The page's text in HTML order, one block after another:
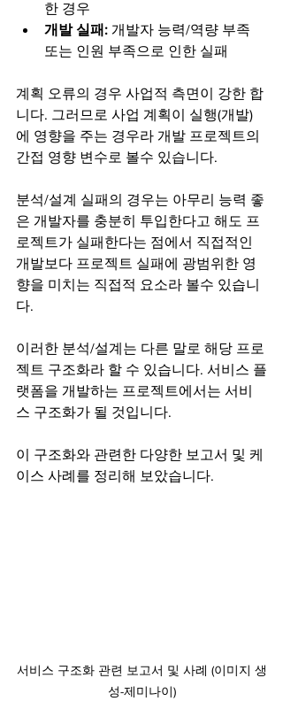
한 경우
개발 실패: 개발자 능력/역량 부족
또는 인원 부족으로 인한 실패
계획 오류의 경우 사업적 측면이 강한 합
니다. 그러므로 사업 계획이 실행(개발)
에 영향을 주는 경우라 개발 프로젝트의
간접 영향 변수로 볼수 있습니다.
분석/설계 실패의 경우는 아무리 능력 좋
은 개발자를 충분히 투입한다고 해도 프
로젝트가 실패한다는 점에서 직접적인
개발보다 프로젝트 실패에 광범위한 영
향을 미치는 직접적 요소라 볼수 있습니
다.
이러한 분석/설계는 다른 말로 해당 프로
젝트 구조화라 할 수 있습니다. 서비스 플
랫폼을 개발하는 프로젝트에서는 서비
스 구조화가 될 것입니다.
이 구조화와 관련한 다양한 보고서 및 케
이스 사례를 정리해 보았습니다.
서비스 구조화 관련 보고서 및 사례 (이미지 생
성-제미나이)